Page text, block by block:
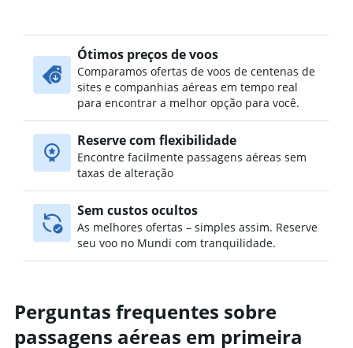
Ótimos preços de voos
Comparamos ofertas de voos de centenas de
sites e companhias aéreas em tempo real
para encontrar a melhor opção para você.
Reserve com flexibilidade
Encontre facilmente passagens aéreas sem
taxas de alteração
Sem custos ocultos
As melhores ofertas – simples assim. Reserve
seu voo no Mundi com tranquilidade.
Perguntas frequentes sobre
passagens aéreas em primeira